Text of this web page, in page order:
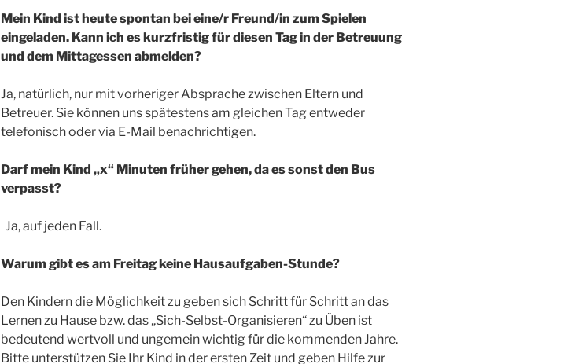
Mein Kind ist heute spontan bei eine/r Freund/in zum Spielen
eingeladen. Kann ich es kurzfristig für diesen Tag in der Betreuung
und dem Mittagessen abmelden?
Ja, natürlich, nur mit vorheriger Absprache zwischen Eltern und
Betreuer. Sie können uns spätestens am gleichen Tag entweder
telefonisch oder via E-Mail benachrichtigen.
Darf mein Kind „x“ Minuten früher gehen, da es sonst den Bus
verpasst?
Ja, auf jeden Fall.
Warum gibt es am Freitag keine Hausaufgaben-Stunde?
Den Kindern die Möglichkeit zu geben sich Schritt für Schritt an das
Lernen zu Hause bzw. das „Sich-Selbst-Organisieren“ zu Üben ist
bedeutend wertvoll und ungemein wichtig für die kommenden Jahre.
Bitte unterstützen Sie Ihr Kind in der ersten Zeit und geben Hilfe zur